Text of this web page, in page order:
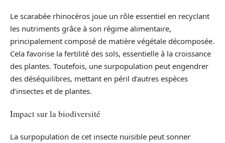
Le scarabée rhinocéros joue un rôle essentiel en recyclant
les nutriments grâce à son régime alimentaire,
principalement composé de matière végétale décomposée.
Cela favorise la fertilité des sols, essentielle à la croissance
des plantes. Toutefois, une surpopulation peut engendrer
des déséquilibres, mettant en péril d’autres espèces
d’insectes et de plantes.
Impact sur la biodiversité
La surpopulation de cet insecte nuisible peut sonner